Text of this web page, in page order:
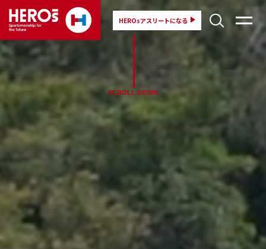
HEROsアスリートになる
SCROLL DOWN